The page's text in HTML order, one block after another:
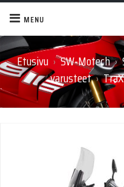
MENU
Etusivu › SW-Motech ›
varusteet ›